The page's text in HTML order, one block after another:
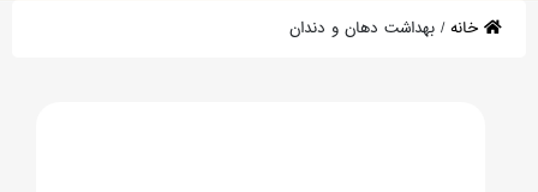
خانه/ بهداشت دهان و دندان